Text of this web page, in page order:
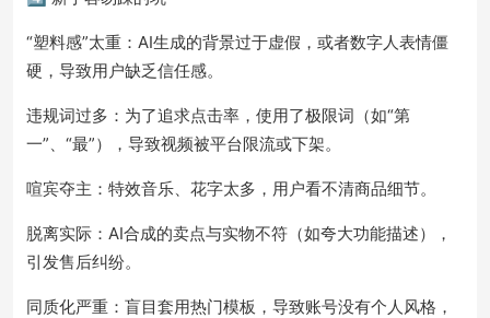
“塑料感”太重：AI生成的背景过于虚假，或者数字人表情僵
硬，导致用户缺乏信任感。
违规词过多：为了追求点击率，使用了极限词（如“第
一”、“最”），导致视频被平台限流或下架。
喧宾夺主：特效音乐、花字太多，用户看不清商品细节。
脱离实际：AI合成的卖点与实物不符（如夸大功能描述），
引发售后纠纷。
同质化严重：盲目套用热门模板，导致账号没有个人风格，